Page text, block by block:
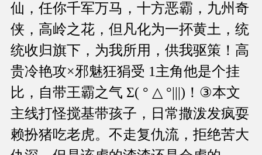
仙，任你千军万马，十方恶霸，九州奇
侠，高岭之花，但凡化为一抔黄土，统
统收归旗下，为我所用，供我驱策！高
贵冷艳攻×邪魅狂狷受 1主角他是个挂
比，自带王霸之气 Σ( ° △ °|||)！③本文
主线打怪搅基带孩子，日常撒泼发疯耍
赖扮猪吃老虎。不走复仇流，拒绝苦大